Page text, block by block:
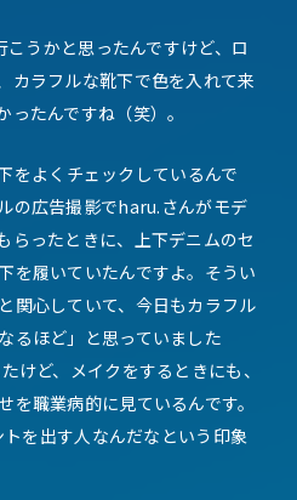
うかと思ったんですけど、ロ
カラフルな靴下で色を入れて来
たんですね（笑）。
をよくチェックしているんで
の広告撮影でharu.さんがモデ
らったときに、上下デニムのセ
を履いていたんですよ。そうい
関心していて、今日もカラフル
るほど」と思っていました
けど、メイクをするときにも、
を職業病的に見ているんです。
を出す人なんだなという印象